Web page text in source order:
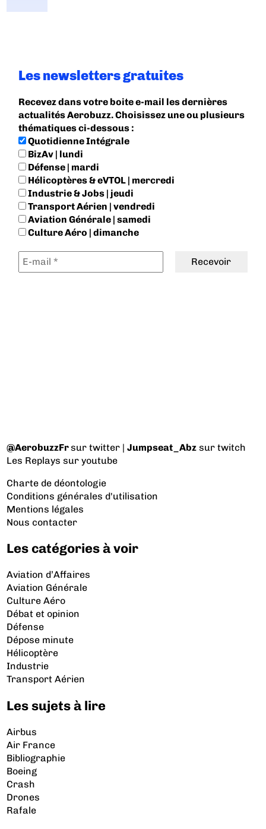
Les newsletters gratuites
Recevez dans votre boite e-mail les dernières
actualités Aerobuzz. Choisissez une ou plusieurs
thématiques ci-dessous :
Quotidienne Intégrale
BizAv | lundi
Défense | mardi
Hélicoptères & eVTOL | mercredi
Industrie & Jobs | jeudi
Transport Aérien | vendredi
Aviation Générale | samedi
Culture Aéro | dimanche
@AerobuzzFrsur twitter |Jumpseat_Abz sur twitch
Les Replays sur youtube
Charte de déontologie
Conditions générales d'utilisation
Mentions légales
Nous contacter
Les catégories à voir
Aviation d’Affaires
Aviation Générale
Culture Aéro
Débat et opinion
Défense
Dépose minute
Hélicoptère
Industrie
Transport Aérien
Les sujets à lire
Airbus
Air France
Bibliographie
Boeing
Crash
Drones
Rafale